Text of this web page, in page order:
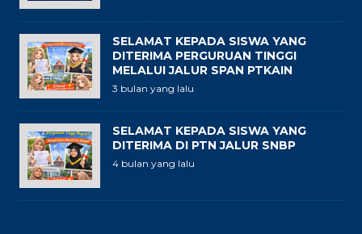
SELAMAT KEPADA SISWA YANG
DITERIMA PERGURUAN TINGGI
MELALUI JALUR SPAN PTKAIN
3 bulan yang lalu
SELAMAT KEPADA SISWA YANG
DITERIMA DI PTN JALUR SNBP
4 bulan yang lalu